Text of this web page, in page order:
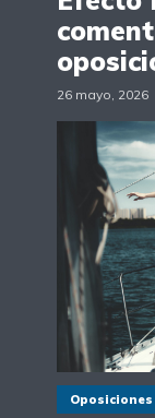
26 mayo, 2026